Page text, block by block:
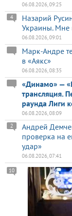
06.08.2026, 09:25
Назарий
Украины. Мне
4
06.08.2026, 09:01
Марк-Андре
в «Аякс»
06.08.2026, 08:35
«Динамо» —
трансляция.
раунда Лиги
06.08.2026, 08:09
Андрей
проверка на
удар»
2
06.08.2026, 07:41
10